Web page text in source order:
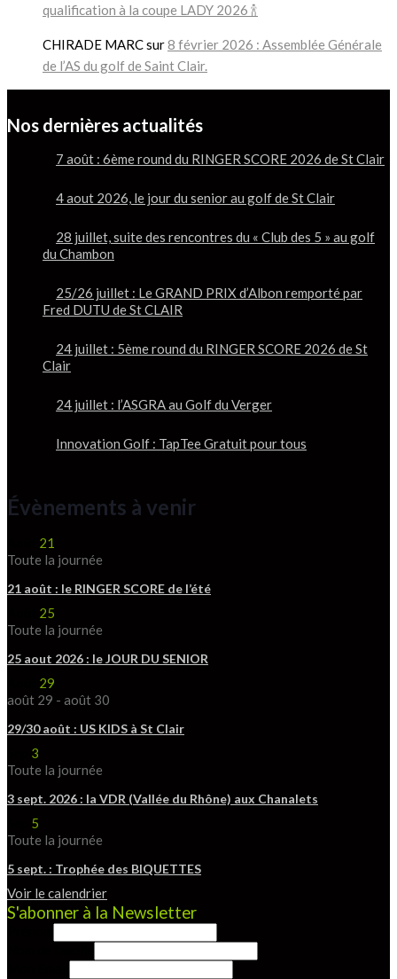
qualification à la coupe LADY 2026 🍾
CHIRADE MARCsur8 février 2026 : Assemblée Générale
de l’AS du golf de Saint Clair.
Nos dernières actualités
7 août : 6ème round du RINGER SCORE 2026 de St Clair
4 aout 2026, le jour du senior au golf de St Clair
28 juillet, suite des rencontres du « Club des 5 » au golf
du Chambon
25/26 juillet : Le GRAND PRIX d’Albon remporté par
Fred DUTU de St CLAIR
24 juillet : 5ème round du RINGER SCORE 2026 de St
Clair
24 juillet : l’ASGRA au Golf du Verger
Innovation Golf : TapTee Gratuit pour tous
Évènements à venir
21
Toute la journée
21 août : le RINGER SCORE de l’été
25
Toute la journée
25 aout 2026 : le JOUR DU SENIOR
29
août 29 - août 30
29/30 août : US KIDS à St Clair
3
Toute la journée
3 sept. 2026 : la VDR (Vallée du Rhône) aux Chanalets
5
Toute la journée
5 sept. : Trophée des BIQUETTES
Voir le calendrier
S'abonner à la Newsletter